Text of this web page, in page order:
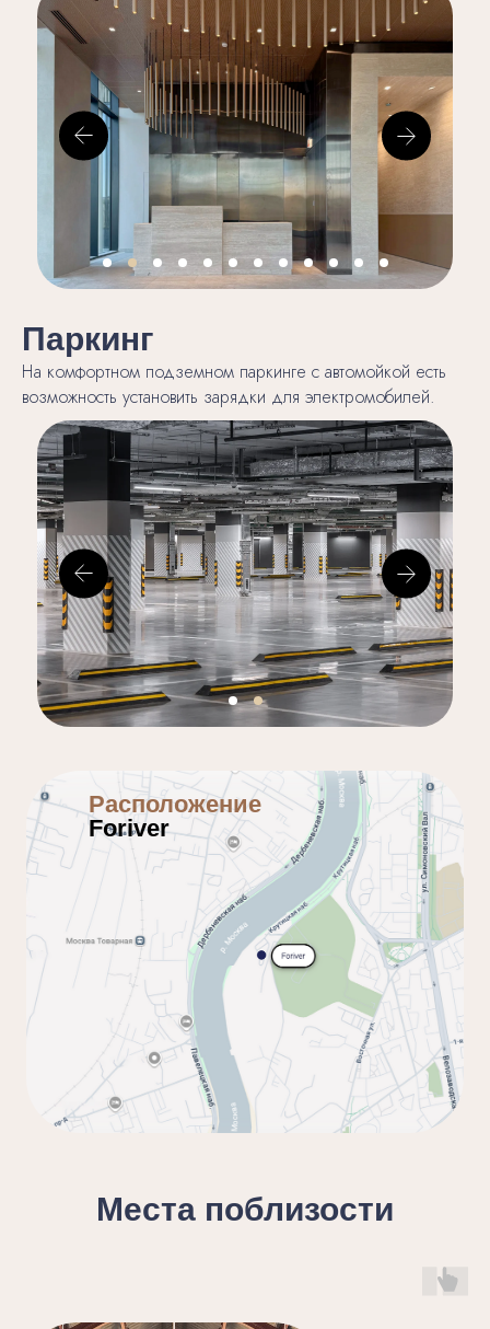
Паркинг
На комфортном подземном паркинге с автомойкой есть
возможность установить зарядки для электромобилей.
Расположение
Foriver
Места поблизости